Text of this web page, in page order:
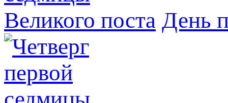
День